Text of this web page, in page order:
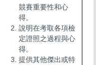
競賽重要性和心
得。
說明在考取各項檢
定證照之過程與心
得。
提供其他傑出或特